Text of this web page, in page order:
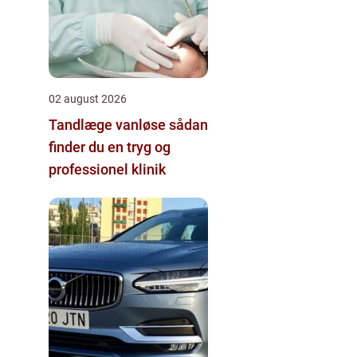
02 august 2026
Tandlæge vanløse sådan
finder du en tryg og
professionel klinik